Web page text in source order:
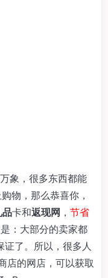
象，很多东西都能
物，那么恭喜你，
品卡和返现网 ， 节省
：大部分的卖家都
证了。所以，很多人
店的网店，可以获取